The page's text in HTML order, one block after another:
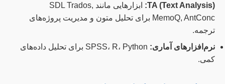
TA (Text Analysis):
ابزارهایی مانند SDL Trados,
MemoQ, AntConc برای تحلیل متون و مدیریت پروژه‌های
ترجمه.
نرم‌افزارهای آماری:
SPSS، R، Python برای تحلیل داده‌های
کمی.